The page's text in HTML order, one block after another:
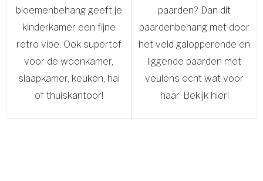
bloemenbehang geeft je
kinderkamer een fijne
retro vibe. Ook supertof
voor de woonkamer,
slaapkamer, keuken, hal
of thuiskantoor!
paarden? Dan dit
paardenbehang met door
het veld galopperende en
liggende paarden met
veulens echt wat voor
haar. Bekijk hier!